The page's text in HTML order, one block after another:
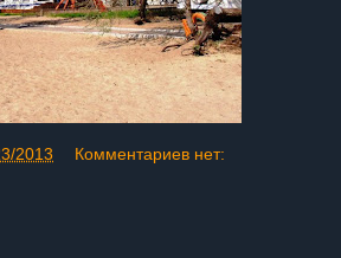
2013 Комментариев нет: